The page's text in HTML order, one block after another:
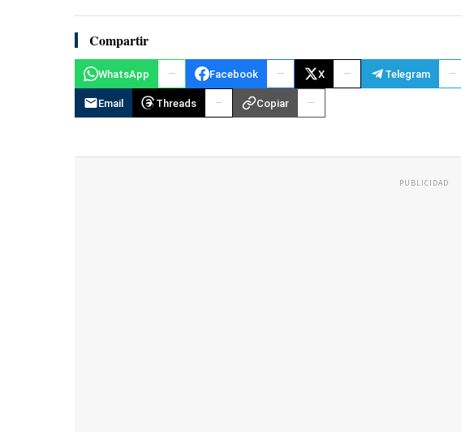
Compartir
WhatsApp Facebook X Telegram
Email Threads Copiar
PUBLICIDAD